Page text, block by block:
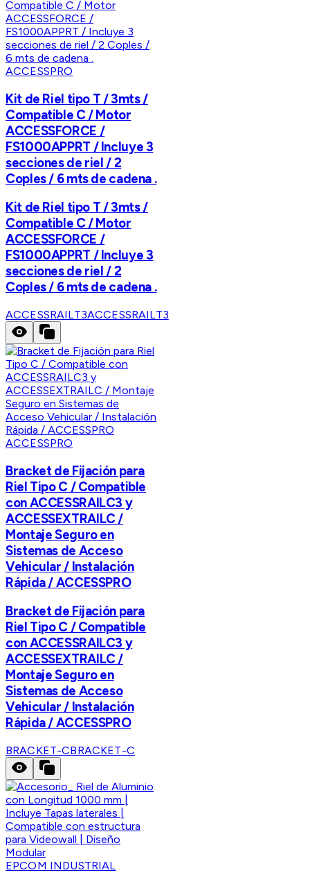
ACCESSPRO
Kit de Riel tipo T / 3mts /
Compatible C / Motor
ACCESSFORCE /
FS1000APPRT / Incluye 3
secciones de riel / 2
Coples / 6 mts de cadena .
Kit de Riel tipo T / 3mts /
Compatible C / Motor
ACCESSFORCE /
FS1000APPRT / Incluye 3
secciones de riel / 2
Coples / 6 mts de cadena .
ACCESSRAILT3ACCESSRAILT3
ACCESSPRO
Bracket de Fijación para
Riel Tipo C / Compatible
con ACCESSRAILC3 y
ACCESSEXTRAILC /
Montaje Seguro en
Sistemas de Acceso
Vehicular / Instalación
Rápida / ACCESSPRO
Bracket de Fijación para
Riel Tipo C / Compatible
con ACCESSRAILC3 y
ACCESSEXTRAILC /
Montaje Seguro en
Sistemas de Acceso
Vehicular / Instalación
Rápida / ACCESSPRO
BRACKET-CBRACKET-C
EPCOM INDUSTRIAL